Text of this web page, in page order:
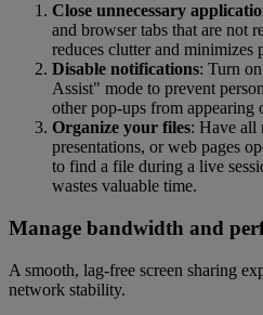
Close unnecessary
and browser tabs that are not
reduces clutter and minimizes
Disable notifications: Turn
Assist" mode to prevent
other pop-ups from appearing
Organize your files: Have all
presentations, or web pages
to find a file during a live
wastes valuable time.
Manage bandwidth and
A smooth, lag-free screen sharing
network stability.